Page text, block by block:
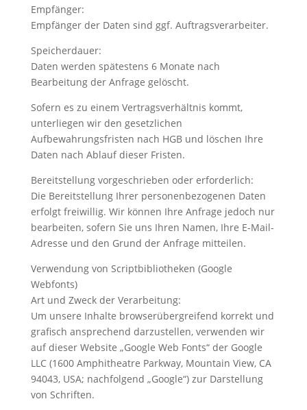
Empfänger:
Empfänger der Daten sind ggf. Auftragsverarbeiter.
Speicherdauer:
Daten werden spätestens 6 Monate nach
Bearbeitung der Anfrage gelöscht.
Sofern es zu einem Vertragsverhältnis kommt,
unterliegen wir den gesetzlichen
Aufbewahrungsfristen nach HGB und löschen Ihre
Daten nach Ablauf dieser Fristen.
Bereitstellung vorgeschrieben oder erforderlich:
Die Bereitstellung Ihrer personenbezogenen Daten
erfolgt freiwillig. Wir können Ihre Anfrage jedoch nur
bearbeiten, sofern Sie uns Ihren Namen, Ihre E-Mail-
Adresse und den Grund der Anfrage mitteilen.
Verwendung von Scriptbibliotheken (Google
Webfonts)
Art und Zweck der Verarbeitung:
Um unsere Inhalte browserübergreifend korrekt und
grafisch ansprechend darzustellen, verwenden wir
auf dieser Website „Google Web Fonts“ der Google
LLC (1600 Amphitheatre Parkway, Mountain View, CA
94043, USA; nachfolgend „Google“) zur Darstellung
von Schriften.